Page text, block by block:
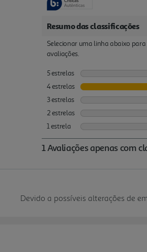
Devido a possíveis alterações de